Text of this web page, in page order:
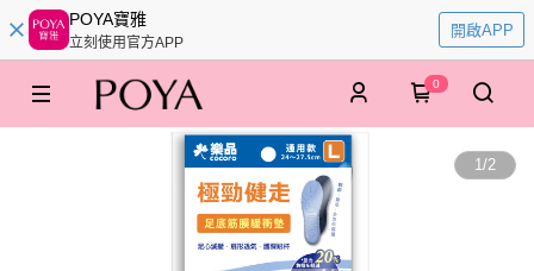
POYA寶雅
立刻使用官方APP
開啟APP
0
1/2